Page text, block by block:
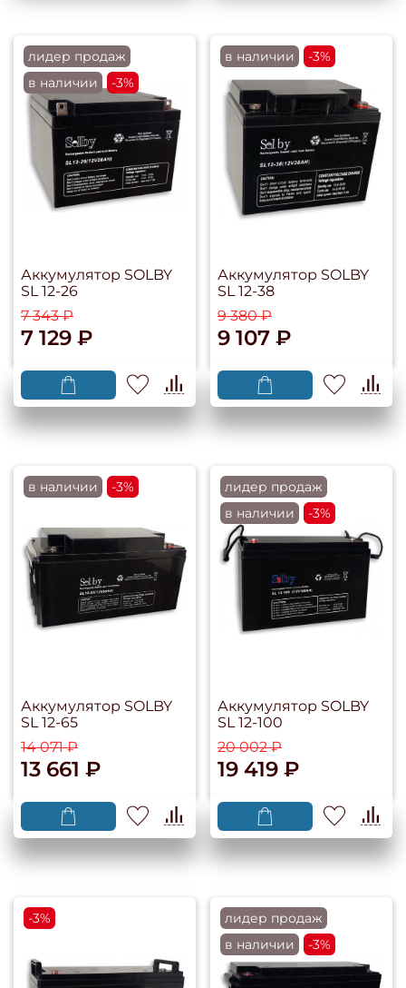
лидер продаж
в наличии
-3%
Аккумулятор SOLBY
SL 12-26
7 343 ₽
7 129 ₽
в наличии -3%
Аккумулятор SOLBY
SL 12-38
9 380 ₽
9 107 ₽
в наличии -3%
Аккумулятор SOLBY
SL 12-65
14 071 ₽
13 661 ₽
лидер продаж
в наличии
-3%
Аккумулятор SOLBY
SL 12-100
20 002 ₽
19 419 ₽
-3%
лидер продаж
в наличии
-3%